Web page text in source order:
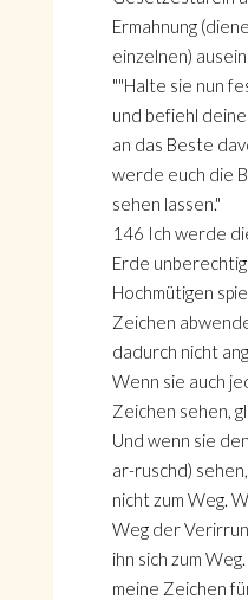
ÜBER AVANTGART.DE
IMPRESSUM & DATENSCHUTZ
Ermahnung
einzelnen)
""Halte sie nun
und befiehl
an das Beste
werde euch die
sehen lassen."
146 Ich werde
Erde
Hochmütigen
Zeichen
dadurch nicht
Wenn sie auch
Zeichen sehen,
Und wenn sie
ar-ruschd)
nicht zum Weg.
Weg der
ihn sich zum
meine Zeichen